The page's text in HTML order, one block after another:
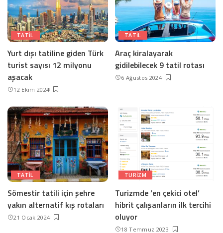
TATIL
Yurt dışı tatiline giden Türk
turist sayısı 12 milyonu
aşacak
12 Ekim 2024
TATIL
Araç kiralayarak
gidilebilecek 9 tatil rotası
6 Ağustos 2024
TATIL
Sömestir tatili için şehre
yakın alternatif kış rotaları
21 Ocak 2024
TURIZM
Turizmde ‘en çekici otel’
hibrit çalışanların ilk tercihi
oluyor
18 Temmuz 2023